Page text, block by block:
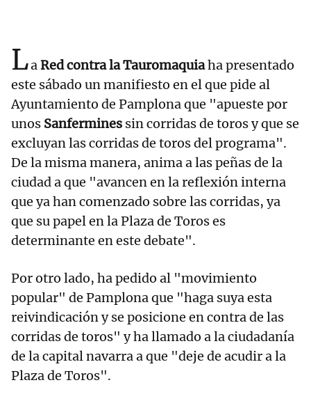
LaRed contra la Tauromaquiaha presentado
este sábado un manifiesto en el que pide al
Ayuntamiento de Pamplona que "apueste por
unos Sanfermines sin corridas de toros y que se
excluyan las corridas de toros del programa".
De la misma manera, anima a las peñas de la
ciudad a que "avancen en la reflexión interna
que ya han comenzado sobre las corridas, ya
que su papel en la Plaza de Toros es
determinante en este debate".
Por otro lado, ha pedido al "movimiento
popular" de Pamplona que "haga suya esta
reivindicación y se posicione en contra de las
corridas de toros" y ha llamado a la ciudadanía
de la capital navarra a que "deje de acudir a la
Plaza de Toros".